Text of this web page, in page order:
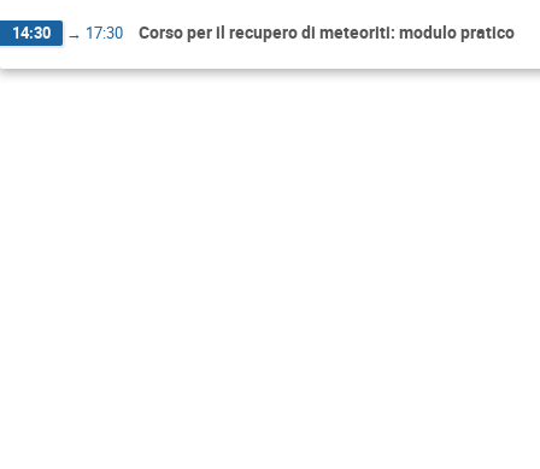
14:30 → 17:30 Corso per il recupero di meteoriti: modulo pratico